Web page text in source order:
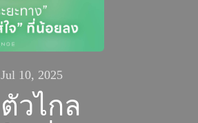
Jul 10, 2025
ตัวไกล